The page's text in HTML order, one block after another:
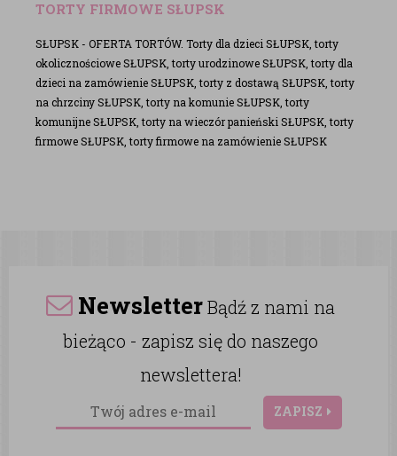
TORTY FIRMOWE SŁUPSK
SŁUPSK - OFERTA TORTÓW. Torty dla dzieci SŁUPSK, torty
okolicznościowe SŁUPSK, torty urodzinowe SŁUPSK, torty dla
dzieci na zamówienie SŁUPSK, torty z dostawą SŁUPSK, torty
na chrzciny SŁUPSK, torty na komunie SŁUPSK, torty
komunijne SŁUPSK, torty na wieczór panieński SŁUPSK, torty
firmowe SŁUPSK, torty firmowe na zamówienie SŁUPSK
NewsletterBądź z nami na
bieżąco - zapisz się do naszego
newslettera!
ZAPISZ